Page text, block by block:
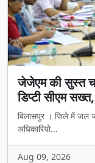
जेजेएम की सुस्त
डिप्टी सीएम
बिलासपुर । जिले में जल
अधिकारियो...
Aug 09, 2026